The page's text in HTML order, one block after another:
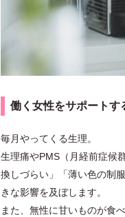
働く女性をサポートす
毎月やってくる生理。
生理痛やPMS（月経前症候
換しづらい」「薄い色の制
きな影響を及ぼします。
また、無性に甘いものが食